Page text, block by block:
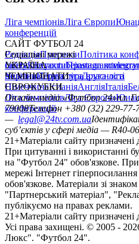
Ліга чемпіонівЛіга Європи
конференцій
САЙТ ФУТБОЛ 24
РедакціяПрогнозиПолітика
сайтуКонтактиПравила
політикаСтруктура власності
Соціальні мережі
facebookxyoutubeinstagram
УКРАЇНА
УкраїнаПерша лігаДруга ліга
ЧЕМПІОНАТИ
НімеччинаІспаніяАнгліяІталія
ЄВРОКУБКИ
Ліга чемпіонівЛіга Європи
конференцій
Онлайн-медіа «Футбол 24»пл.
79008Телефон +380 (32) 229-77-
— legal@24tv.com.ua
суб’єктів у сфері медіа — R40-
21+Матеріали сайту призначені
При цитуванні і використанні
на "Футбол 24" обов'язкове. При
мережі Інтернет
обов'язкове. Матеріали зі
"Партнерський матеріал",
публікуємо на правах реклами.
21+Матеріали сайту призначені
Усi права захищенi. © 2005 -
Люкс". "Футбол 24".